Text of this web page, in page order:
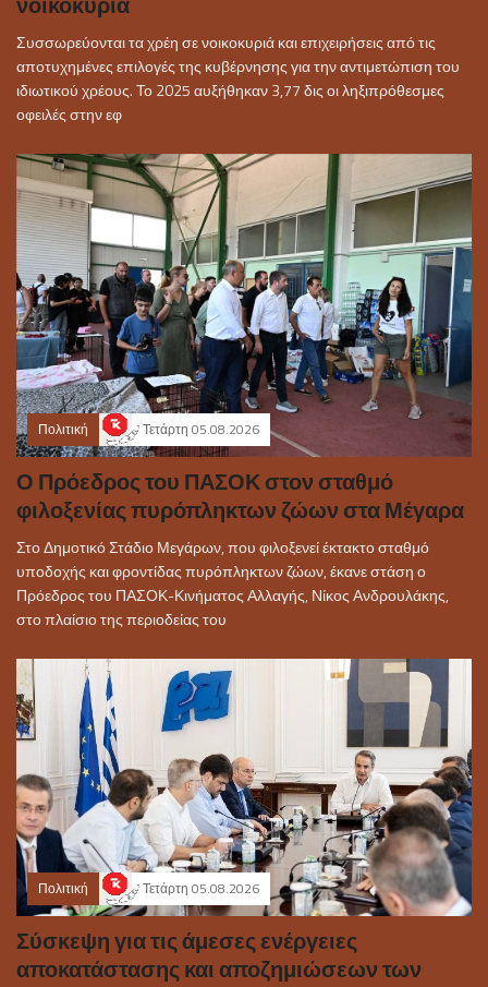
Συσσωρεύονται τα χρέη σε νοικοκυριά και επιχειρήσεις από τις
αποτυχημένες επιλογές της κυβέρνησης για την αντιμετώπιση του
ιδιωτικού χρέους. Το 2025 αυξήθηκαν 3,77 δις οι ληξιπρόθεσμες
οφειλές στην εφ
Πολιτική Τετάρτη 05.08.2026
Ο Πρόεδρος του ΠΑΣΟΚ στον σταθμό
φιλοξενίας πυρόπληκτων ζώων στα Μέγαρα
Στο Δημοτικό Στάδιο Μεγάρων, που φιλοξενεί έκτακτο σταθμό
υποδοχής και φροντίδας πυρόπληκτων ζώων, έκανε στάση ο
Πρόεδρος του ΠΑΣΟΚ-Κινήματος Αλλαγής, Νίκος Ανδρουλάκης,
στο πλαίσιο της περιοδείας του
Πολιτική Τετάρτη 05.08.2026
Σύσκεψη για τις άμεσες ενέργειες
αποκατάστασης και αποζημιώσεων των